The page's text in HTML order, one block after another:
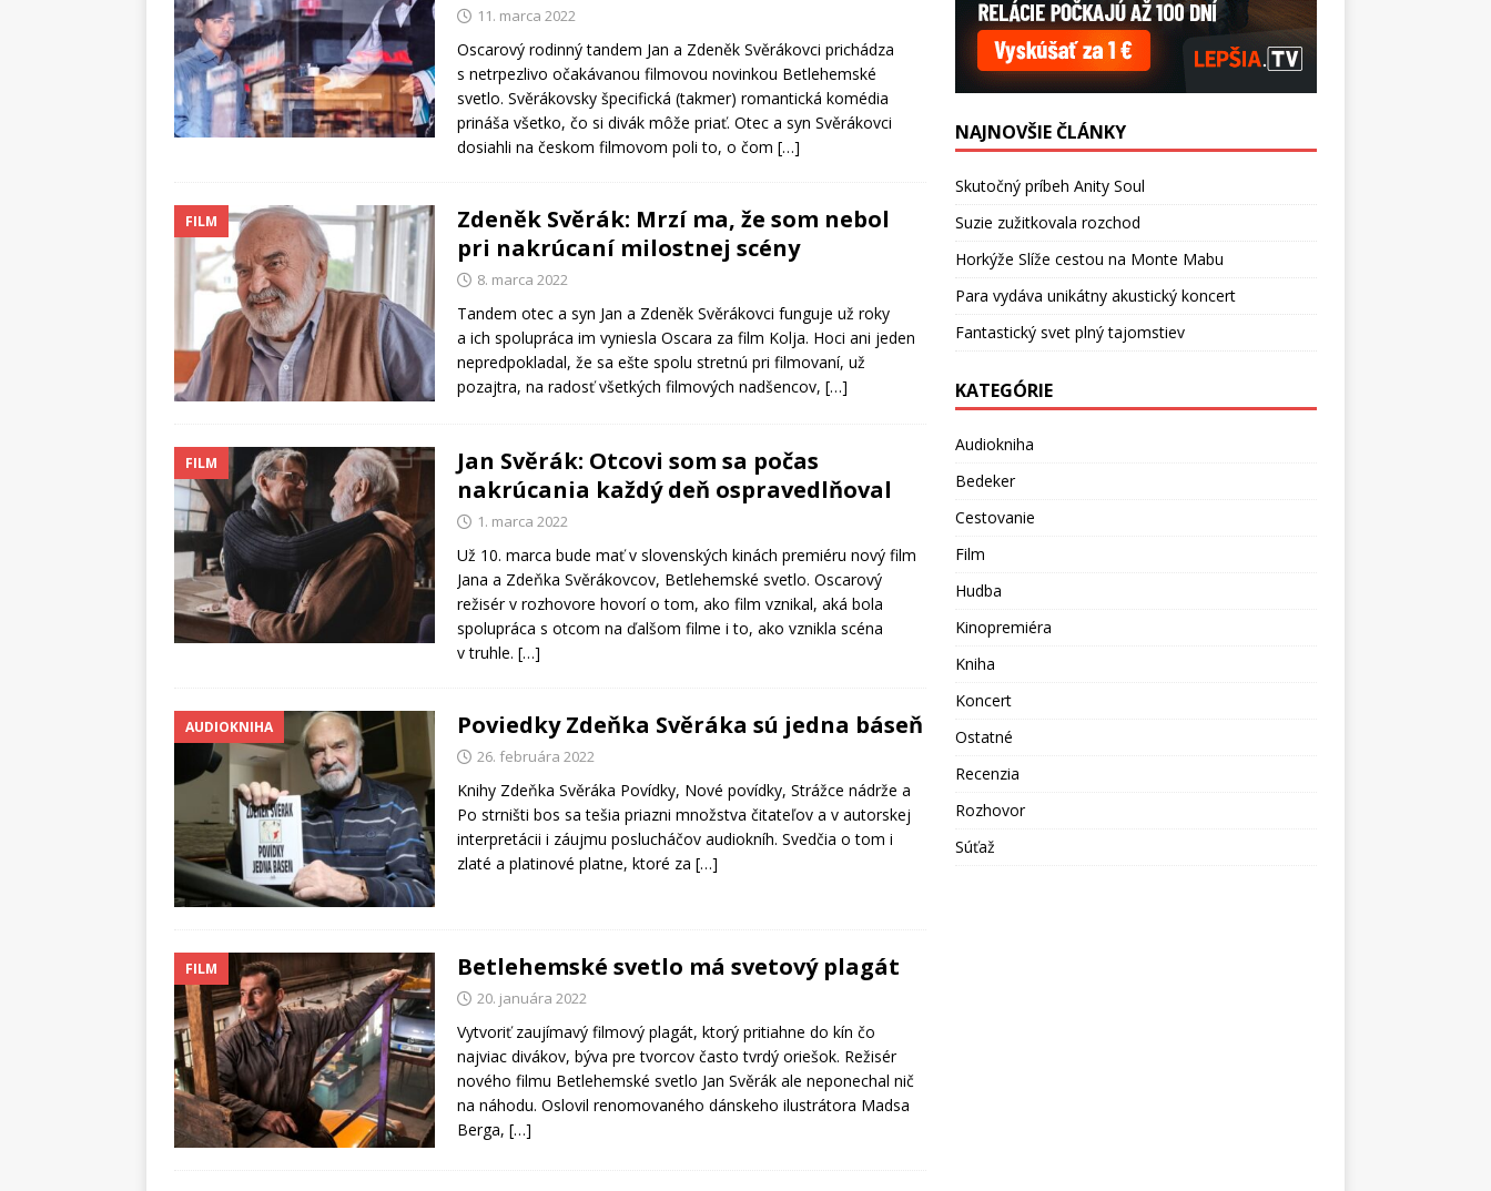
11. marca 2022
Oscarový rodinný tandem Jan a Zdeněk Svěrákovci prichádza
s netrpezlivo očakávanou filmovou novinkou Betlehemské
svetlo. Svěrákovsky špecifická (takmer) romantická komédia
prináša všetko, čo si divák môže priať. Otec a syn Svěrákovci
dosiahli na českom filmovom poli to, o čom […]
FILM
Zdeněk Svěrák: Mrzí ma, že som nebol
pri nakrúcaní milostnej scény
8. marca 2022
Tandem otec a syn Jan a Zdeněk Svěrákovci funguje už roky
a ich spolupráca im vyniesla Oscara za film Kolja. Hoci ani jeden
nepredpokladal, že sa ešte spolu stretnú pri filmovaní, už
pozajtra, na radosť všetkých filmových nadšencov, […]
FILM
Jan Svěrák: Otcovi som sa počas
nakrúcania každý deň ospravedlňoval
1. marca 2022
Už 10. marca bude mať v slovenských kinách premiéru nový film
Jana a Zdeňka Svěrákovcov, Betlehemské svetlo. Oscarový
režisér v rozhovore hovorí o tom, ako film vznikal, aká bola
spolupráca s otcom na ďalšom filme i to, ako vznikla scéna
v truhle. […]
AUDIOKNIHA Poviedky Zdeňka Svěráka sú jedna báseň
26. februára 2022
Knihy Zdeňka Svěráka Povídky, Nové povídky, Strážce nádrže a
Po strništi bos sa tešia priazni množstva čitateľov a v autorskej
interpretácii i záujmu poslucháčov audiokníh. Svedčia o tom i
zlaté a platinové platne, ktoré za […]
FILM Betlehemské svetlo má svetový plagát
20. januára 2022
Vytvoriť zaujímavý filmový plagát, ktorý pritiahne do kín čo
najviac divákov, býva pre tvorcov často tvrdý oriešok. Režisér
nového filmu Betlehemské svetlo Jan Svěrák ale neponechal nič
na náhodu. Oslovil renomovaného dánskeho ilustrátora Madsa
Berga, […]
NAJNOVŠIE ČLÁNKY
Skutočný príbeh Anity Soul
Suzie zužitkovala rozchod
Horkýže Slíže cestou na Monte Mabu
Para vydáva unikátny akustický koncert
Fantastický svet plný tajomstiev
KATEGÓRIE
Audiokniha
Bedeker
Cestovanie
Film
Hudba
Kinopremiéra
Kniha
Koncert
Ostatné
Recenzia
Rozhovor
Súťaž